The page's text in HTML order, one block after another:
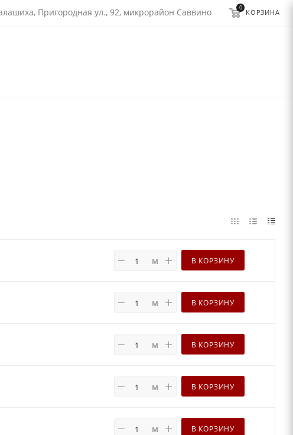
Пригородная ул., 92, микрорайон Саввино 0
КОРЗИНА
м В КОРЗИНУ
м В КОРЗИНУ
м В КОРЗИНУ
м В КОРЗИНУ
м В КОРЗИНУ